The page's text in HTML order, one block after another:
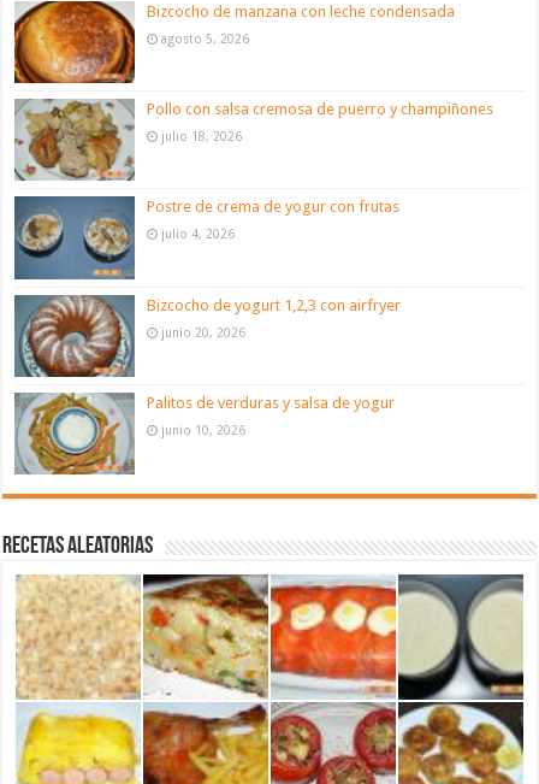
Bizcocho de manzana con leche condensada
agosto 5, 2026
Pollo con salsa cremosa de puerro y champiñones
julio 18, 2026
Postre de crema de yogur con frutas
julio 4, 2026
Bizcocho de yogurt 1,2,3 con airfryer
junio 20, 2026
Palitos de verduras y salsa de yogur
junio 10, 2026
Recetas aleatorias